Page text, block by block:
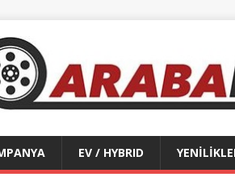
EV / HYBRID